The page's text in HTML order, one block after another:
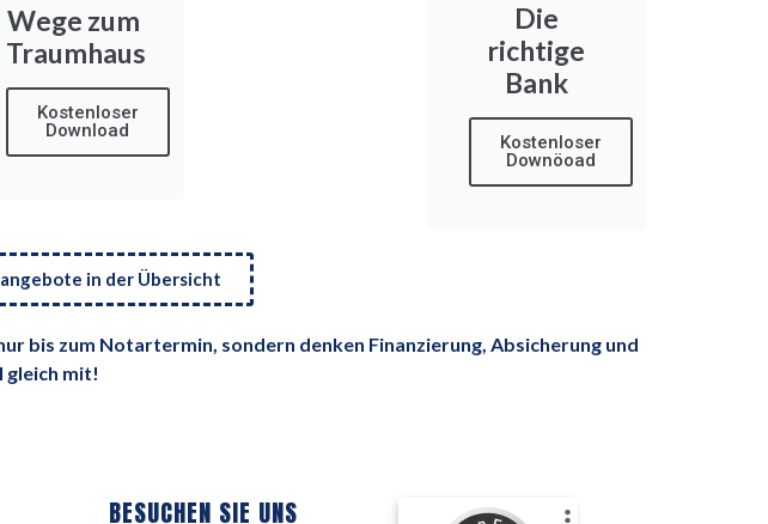
Wege zum
Traumhaus
Kostenloser
Download
Die
richtige
Bank
Kostenloser
Downöoad
in der Übersicht
bis zum Notartermin, sondern denken Finanzierung, Absicherung und
gleich mit!
BESUCHEN SIE UNS